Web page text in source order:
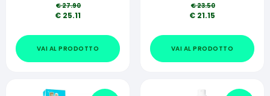
€27.90
€ 25.11
VAI AL PRODOTTO
€23.50
€ 21.15
VAI AL PRODOTTO